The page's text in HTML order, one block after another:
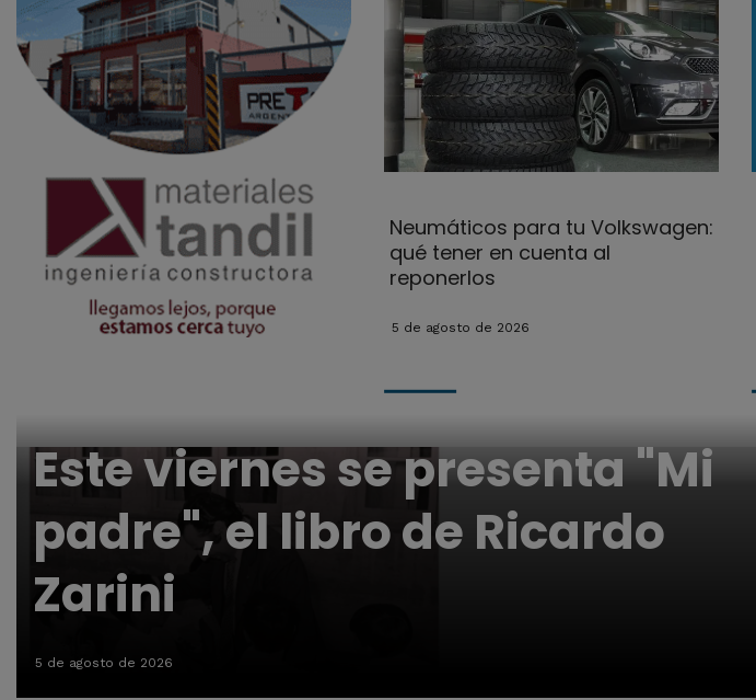
Neumáticos para tu Volkswagen:
qué tener en cuenta al
reponerlos
5 de agosto de 2026
Este viernes se presenta "Mi
padre", el libro de Ricardo
Zarini
5 de agosto de 2026